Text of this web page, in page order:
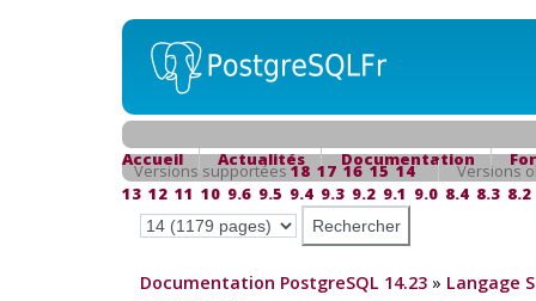
Accueil Actualités Documentation
Versions supportées18 17 16 15 14
Versions
13 12 11 10 9.6 9.5 9.4 9.3 9.2 9.1 9.0 8.4 8.3 8.2
Documentation PostgreSQL 14.23» Langage